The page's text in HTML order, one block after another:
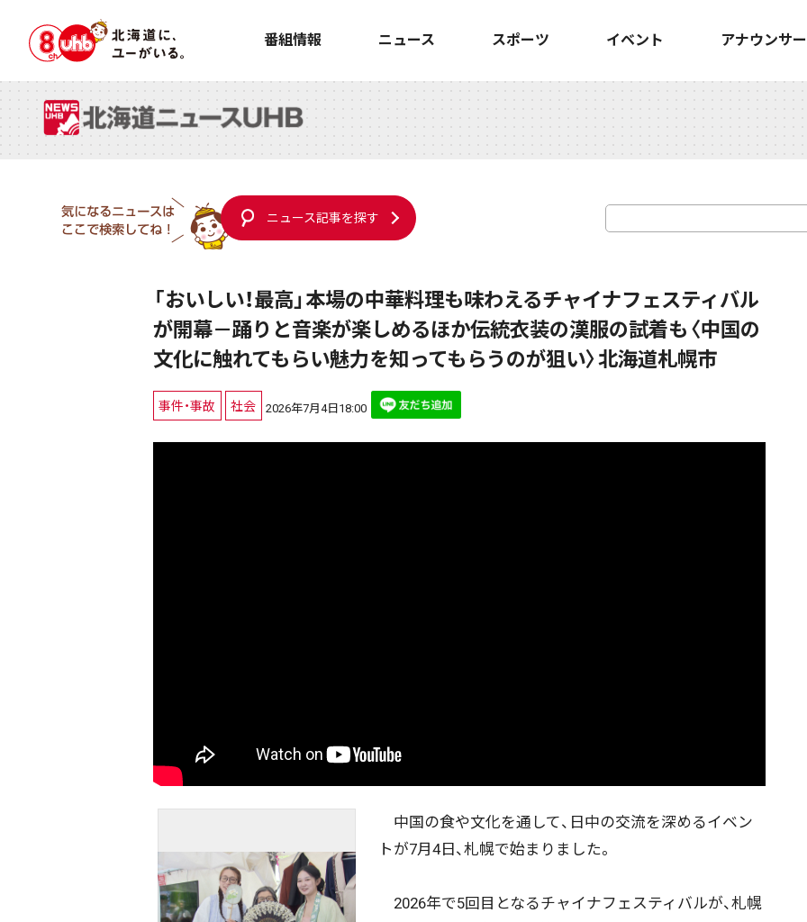
番組情報 ニュース スポーツ イベント アナウンサー
ニュース記事を探す
「おいしい！最高」本場の中華料理も味わえるチャイナフェスティバル
が開幕－踊りと音楽が楽しめるほか伝統衣装の漢服の試着も〈中国の
文化に触れてもらい魅力を知ってもらうのが狙い〉北海道札幌市
事件・事故 社会 2026年7月4日18:00
中国の食や文化を通して、日中の交流を深めるイベン
トが7月4日、札幌で始まりました。
2026年で5回目となるチャイナフェスティバルが、札幌